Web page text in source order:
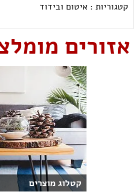
קטגוריות : איטום ובידוד
אזורים
קטלוג מוצרים